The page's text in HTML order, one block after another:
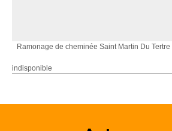
Ramonage de cheminée Saint Martin Du Tertre
indisponible